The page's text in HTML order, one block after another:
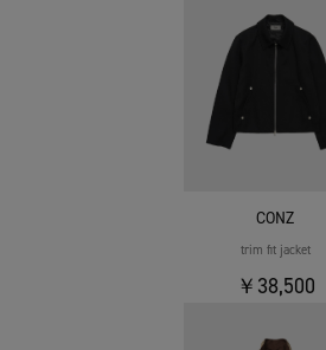
CONZ
trim fit jacket
￥38,500